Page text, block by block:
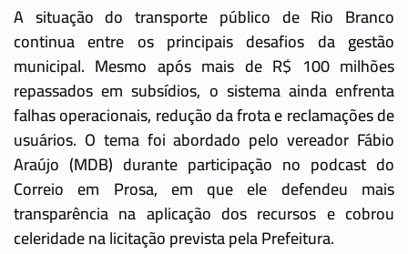
A situação do transporte público de Rio Branco
continua entre os principais desafios da gestão
municipal. Mesmo após mais de R$ 100 milhões
repassados em subsídios, o sistema ainda enfrenta
falhas operacionais, redução da frota e reclamações de
usuários. O tema foi abordado pelo vereador Fábio
Araújo (MDB) durante participação no podcast do
Correio em Prosa, em que ele defendeu mais
transparência na aplicação dos recursos e cobrou
celeridade na licitação prevista pela Prefeitura.